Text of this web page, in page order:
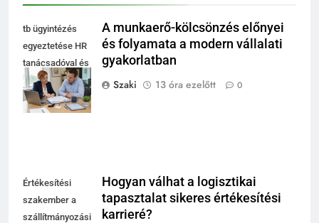
tb ügyintézés
egyeztetése HR
tanácsadóval és
cégvezetővel az
irodában
A munkaerő-kölcsönzés előnyei
és folyamata a modern vállalati
gyakorlatban
Szaki
13 óra ezelőtt 0
Értékesítési
szakember a
szállítmányozási
Hogyan válhat a logisztikai
tapasztalat sikeres értékesítési
karrieré?